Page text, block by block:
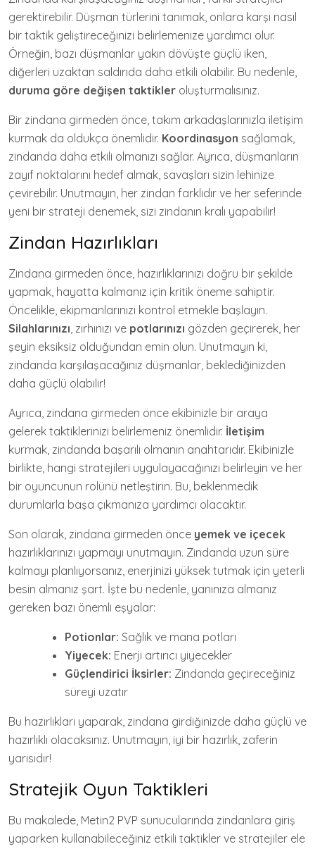
gerektirebilir. Düşman türlerini tanımak, onlara karşı nasıl
bir taktik geliştireceğinizi belirlemenize yardımcı olur.
Örneğin, bazı düşmanlar yakın dövüşte güçlü iken,
diğerleri uzaktan saldırıda daha etkili olabilir. Bu nedenle,
duruma göre değişen taktikler oluşturmalısınız.
Bir zindana girmeden önce, takım arkadaşlarınızla iletişim
kurmak da oldukça önemlidir. Koordinasyon sağlamak,
zindanda daha etkili olmanızı sağlar. Ayrıca, düşmanların
zayıf noktalarını hedef almak, savaşları sizin lehinize
çevirebilir. Unutmayın, her zindan farklıdır ve her seferinde
yeni bir strateji denemek, sizi zindanın kralı yapabilir!
Zindan Hazırlıkları
Zindana girmeden önce, hazırlıklarınızı doğru bir şekilde
yapmak, hayatta kalmanız için kritik öneme sahiptir.
Öncelikle, ekipmanlarınızı kontrol etmekle başlayın.
Silahlarınızı, zırhınızı ve potlarınızı gözden geçirerek, her
şeyin eksiksiz olduğundan emin olun. Unutmayın ki,
zindanda karşılaşacağınız düşmanlar, beklediğinizden
daha güçlü olabilir!
Ayrıca, zindana girmeden önce ekibinizle bir araya
gelerek taktiklerinizi belirlemeniz önemlidir. İletişim
kurmak, zindanda başarılı olmanın anahtarıdır. Ekibinizle
birlikte, hangi stratejileri uygulayacağınızı belirleyin ve her
bir oyuncunun rolünü netleştirin. Bu, beklenmedik
durumlarla başa çıkmanıza yardımcı olacaktır.
Son olarak, zindana girmeden önce yemek ve içecek
hazırlıklarınızı yapmayı unutmayın. Zindanda uzun süre
kalmayı planlıyorsanız, enerjinizi yüksek tutmak için yeterli
besin almanız şart. İşte bu nedenle, yanınıza almanız
gereken bazı önemli eşyalar:
Potionlar: Sağlık ve mana potları
Yiyecek: Enerji artırıcı yiyecekler
Güçlendirici İksirler: Zindanda geçireceğiniz
süreyi uzatır
Bu hazırlıkları yaparak, zindana girdiğinizde daha güçlü ve
hazırlıklı olacaksınız. Unutmayın, iyi bir hazırlık, zaferin
yarısıdır!
Stratejik Oyun Taktikleri
Bu makalede, Metin2 PVP sunucularında zindanlara giriş
yaparken kullanabileceğiniz etkili taktikler ve stratejiler ele